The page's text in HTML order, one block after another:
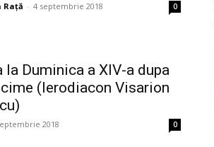
Raţă - 4 septembrie 2018 0
la Duminica a XIV-a dupa
(Ierodiacon Visarion
2018 0